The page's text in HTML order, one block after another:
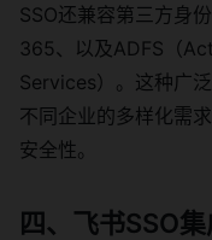
SSO还兼容第三方身
365、以及ADFS（
Services）。这种广
不同企业的多样化需
安全性。
四、飞书SSO